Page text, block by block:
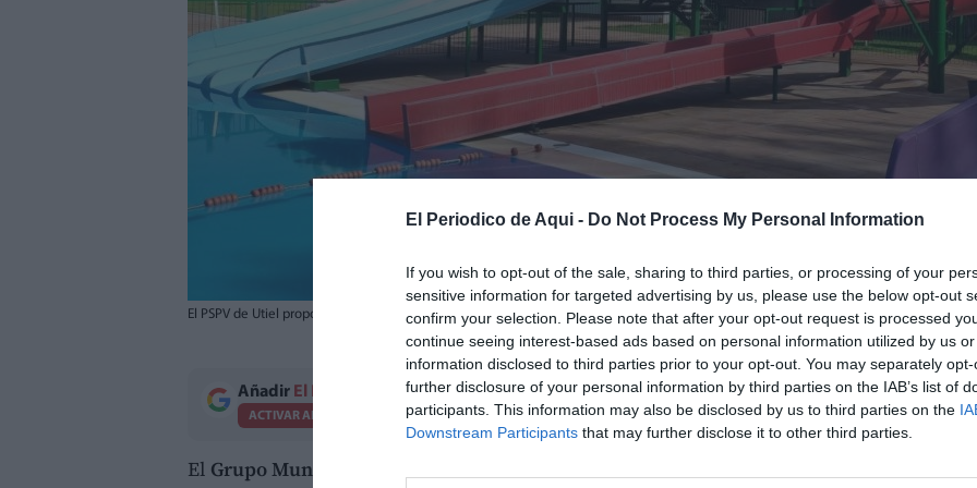
El Periodico de Aqui - Do Not Process My Personal Information
If you wish to opt-out of the sale, sharing to third parties, or processing of your
sensitive information for targeted advertising by us, please use the below opt-out
confirm your selection. Please note that after your opt-out request is processed
continue seeing interest-based ads based on personal information utilized by us
information disclosed to third parties prior to your opt-out. You may separately
further disclosure of your personal information by third parties on the IAB’s list of
participants. This information may also be disclosed by us to third parties on the
Downstream Participants that may further disclose it to other third parties.
El PSPV de Utiel propone que la piscina municipal funcione como refugio climático durante los días de calor extremo. //EPDA
Añadir El Periodico de Aquícomo fuente preferida de Google de forma gratuita.
ACTIVAR AHORA
El Grupo Municipal Socialista de Utiel